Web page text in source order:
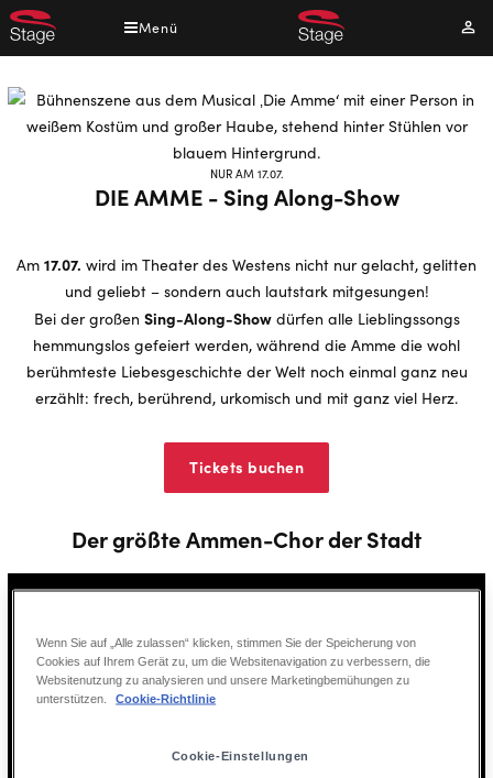
Direkt
zum
Menü
NUR AM 17.07.
DIE AMME - Sing Along-Show
Am 17.07. wird im Theater des Westens nicht nur gelacht, gelitten
und geliebt – sondern auch lautstark mitgesungen!
Bei der großen Sing-Along-Showdürfen alle Lieblingssongs
hemmungslos gefeiert werden, während die Amme die wohl
berühmteste Liebesgeschichte der Welt noch einmal ganz neu
erzählt: frech, berührend, urkomisch und mit ganz viel Herz.
Tickets buchen
Der größte Ammen-Chor der Stadt
Wenn Sie auf „Alle zulassen“ klicken, stimmen Sie der Speicherung von
Cookies auf Ihrem Gerät zu, um die Websitenavigation zu verbessern, die
Websitenutzung zu analysieren und unsere Marketingbemühungen zu
unterstützen.
Cookie-Richtlinie
Cookie-Einstellungen